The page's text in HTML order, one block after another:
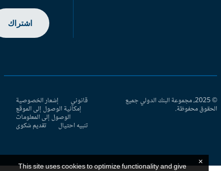
اشتراك
© 2025، مجموعة البنك الدولي جميع
محفوظة.
قانوني إشعار الخصوصية
إمكانية الوصول إلى الموقع
الوصول إلى المعلومات
تنبيه احتيال تقديم شكوى
This site uses cookies to optimize functionality and give ×